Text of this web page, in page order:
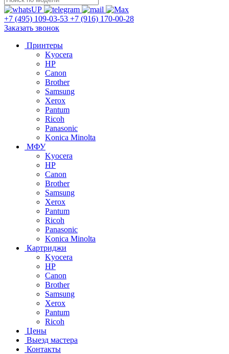
+7 (495) 109-03-53 +7 (916) 170-00-28
Заказать звонок
Принтеры
Kyocera
HP
Canon
Brother
Samsung
Xerox
Pantum
Ricoh
Panasonic
Konica Minolta
МФУ
Kyocera
HP
Canon
Brother
Samsung
Xerox
Pantum
Ricoh
Panasonic
Konica Minolta
Картриджи
Kyocera
HP
Canon
Brother
Samsung
Xerox
Pantum
Ricoh
Цены
Выезд мастера
Контакты